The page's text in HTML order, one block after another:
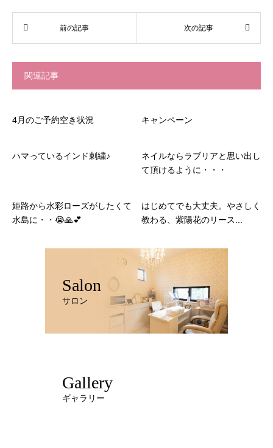
関連記事
4月のご予約空き状況 キャンペーン
ハマっているインド刺繍♪
ネイルならラブリアと思い出し
て頂けるように・・・
姫路から水彩ローズがしたくて
水島に・・😭🙏💕
はじめてでも大丈夫。やさしく
教わる、紫陽花のリース...
Salon
サロン
Gallery
ギャラリー